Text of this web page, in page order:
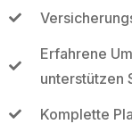
Erfahrene
unterstützen
Komplette